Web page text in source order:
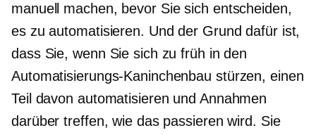
manuell machen, bevor Sie sich entscheiden,
es zu automatisieren. Und der Grund dafür ist,
dass Sie, wenn Sie sich zu früh in den
Automatisierungs-Kaninchenbau stürzen, einen
Teil davon automatisieren und Annahmen
darüber treffen, wie das passieren wird. Sie